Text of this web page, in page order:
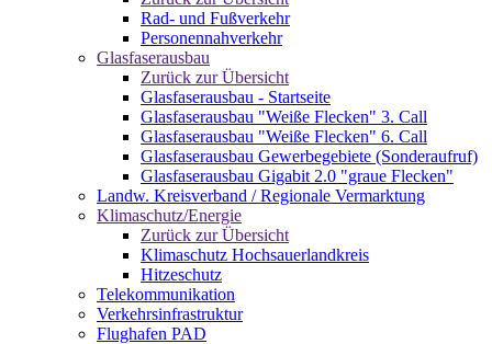
Rad- und Fußverkehr
Personennahverkehr
Glasfaserausbau
Zurück zur Übersicht
Glasfaserausbau - Startseite
Glasfaserausbau "Weiße Flecken" 3. Call
Glasfaserausbau "Weiße Flecken" 6. Call
Glasfaserausbau Gewerbegebiete (Sonderaufruf)
Glasfaserausbau Gigabit 2.0 "graue Flecken"
Landw. Kreisverband / Regionale Vermarktung
Klimaschutz/Energie
Zurück zur Übersicht
Klimaschutz Hochsauerlandkreis
Hitzeschutz
Telekommunikation
Verkehrsinfrastruktur
Flughafen PAD